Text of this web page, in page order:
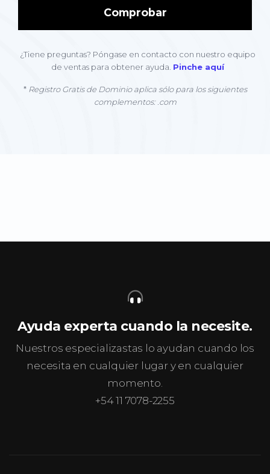
Comprobar
¿Tiene preguntas? Póngase en contacto con nuestro equipo
de ventas para obtener ayuda. Pinche aquí
* Registro Gratis de Dominio aplica sólo para los siguientes
complementos: .com
Ayuda experta cuando la necesite.
Nuestros especializastas lo ayudan cuando los
necesita en cualquier lugar y en cualquier
momento.
+54 11 7078-2255